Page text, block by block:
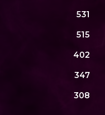
531
515
402
347
308